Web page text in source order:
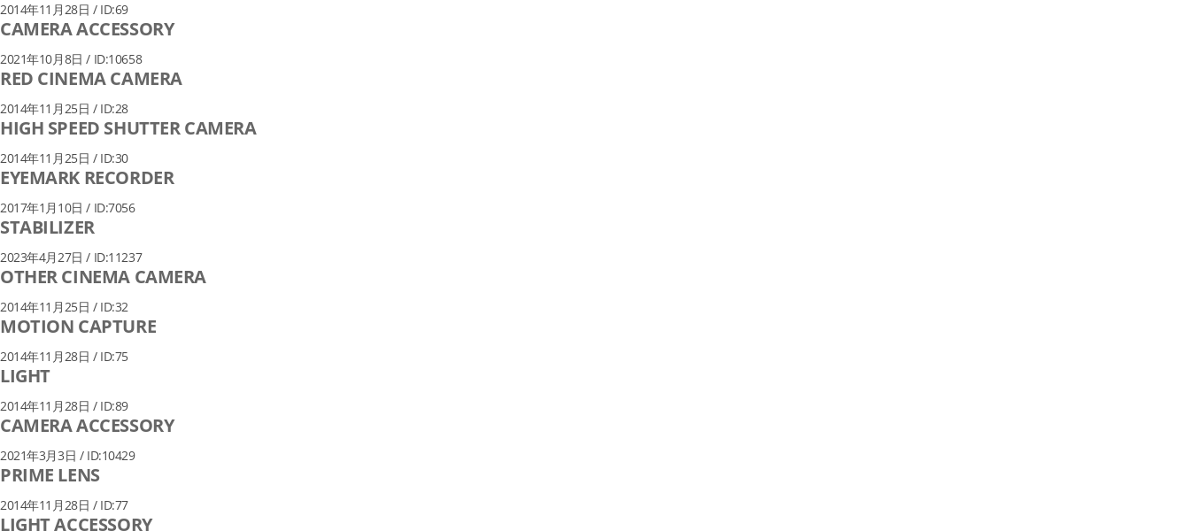
2014年11月28日 / ID:69
CAMERA ACCESSORY
2021年10月8日 / ID:10658
RED CINEMA CAMERA
2014年11月25日 / ID:28
HIGH SPEED SHUTTER CAMERA
2014年11月25日 / ID:30
EYEMARK RECORDER
2017年1月10日 / ID:7056
STABILIZER
2023年4月27日 / ID:11237
OTHER CINEMA CAMERA
2014年11月25日 / ID:32
MOTION CAPTURE
2014年11月28日 / ID:75
LIGHT
2014年11月28日 / ID:89
CAMERA ACCESSORY
2021年3月3日 / ID:10429
PRIME LENS
2014年11月28日 / ID:77
LIGHT ACCESSORY